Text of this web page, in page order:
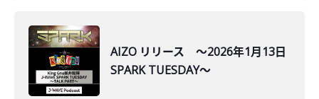
AIZO リリース ～2026年1月13日
SPARK TUESDAY～